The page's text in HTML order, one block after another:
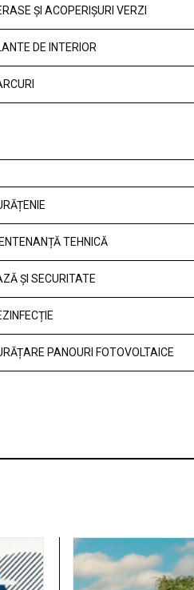
ȘI ACOPERIȘURI VERZI
DE INTERIOR
TEHNICĂ
ȘI SECURITATE
PANOURI FOTOVOLTAICE